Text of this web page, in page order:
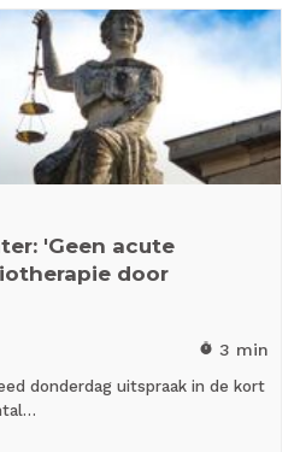
'Geen acute
door
timer 3 min
donderdag uitspraak in de kort